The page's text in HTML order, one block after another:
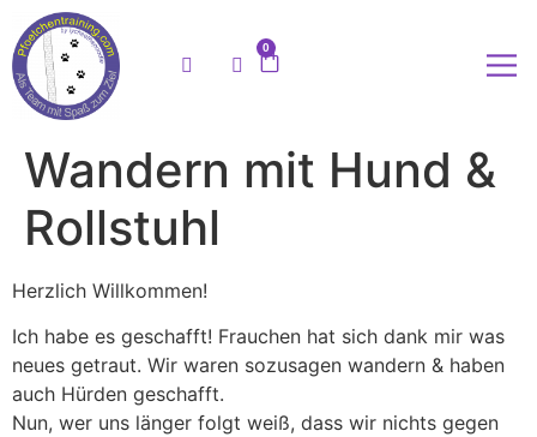
0
Wandern mit Hund &
Rollstuhl
Herzlich Willkommen!
Ich habe es geschafft! Frauchen hat sich dank mir was
neues getraut. Wir waren sozusagen wandern & haben
auch Hürden geschafft.
Nun, wer uns länger folgt weiß, dass wir nichts gegen